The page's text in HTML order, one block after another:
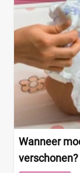
Wanneer
verschonen?